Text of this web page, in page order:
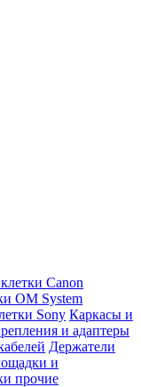
Canon
OM System
Sony Каркасы и
и адаптеры
Держатели
и
прочие